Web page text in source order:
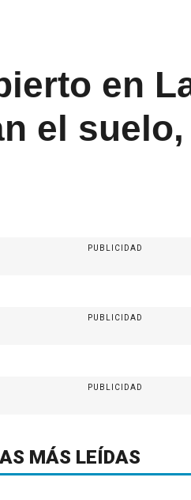
en
el suelo,
PUBLICIDAD
PUBLICIDAD
PUBLICIDAD
MÁS LEÍDAS